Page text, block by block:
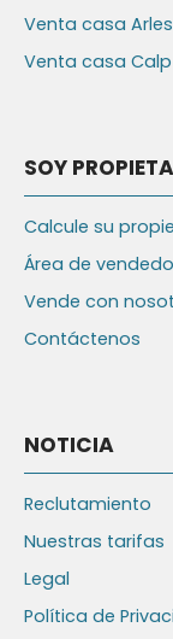
Venta casa Arles
Venta casa Calp
SOY
Calcule su
Área de
Vende con
Contáctenos
NOTICIA
Reclutamiento
Nuestras tarifas
Legal
Política de